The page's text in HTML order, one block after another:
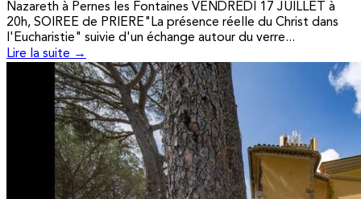
Nazareth à Pernes les Fontaines VENDREDI 17 JUILLET à
20h, SOIREE de PRIERE"La présence réelle du Christ dans
l'Eucharistie" suivie d'un échange autour du verre...
Lire la suite →